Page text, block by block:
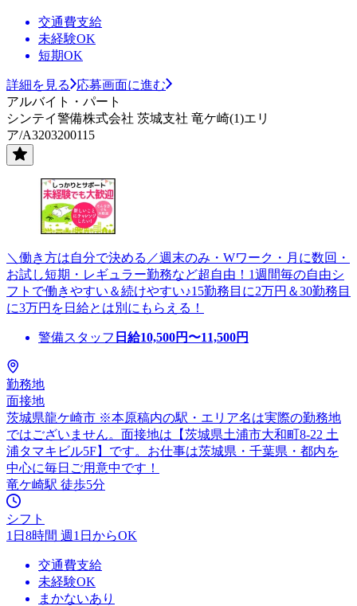
交通費支給
未経験OK
短期OK
詳細を見る
応募画面に進む
アルバイト・パート
シンテイ警備株式会社 茨城支社 竜ケ崎(1)エリ
ア/A3203200115
＼働き方は自分で決める／週末のみ・Wワーク・月に数回・
お試し短期・レギュラー勤務など超自由！1週間毎の自由シ
フトで働きやすい＆続けやすい♪15勤務目に2万円＆30勤務目
に3万円を日給とは別にもらえる！
警備スタッフ 日給10,500円〜11,500円
勤務地
面接地
茨城県龍ケ崎市 ※本原稿内の駅・エリア名は実際の勤務地
ではございません。面接地は【茨城県土浦市大和町8-22 土
浦タマキビル5F】です。お仕事は茨城県・千葉県・都内を
中心に毎日ご用意中です！
竜ケ崎駅 徒歩5分
シフト
1日8時間 週1日からOK
交通費支給
未経験OK
まかないあり